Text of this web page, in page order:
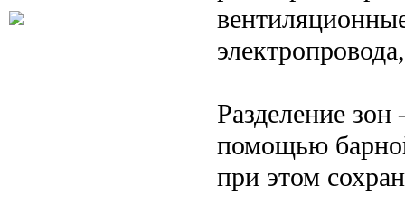
Разделение
помощью
при этом